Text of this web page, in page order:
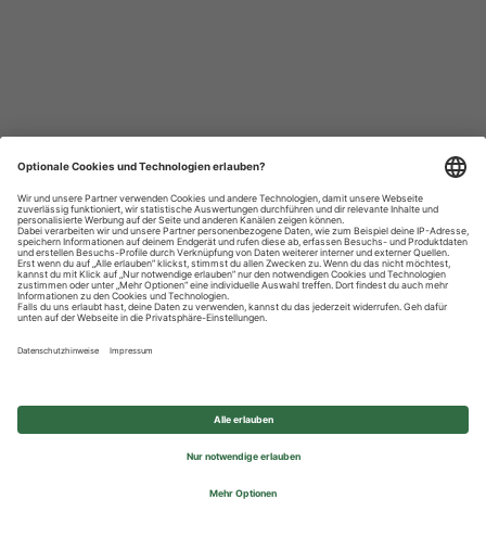
Datenschutzhinweise
Impressum
Privatsphäre-Einstellungen
© 2026 REWE Group - All rights reserved